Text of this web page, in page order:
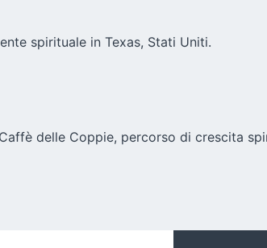
spirituale in Texas, Stati Uniti.
delle Coppie, percorso di crescita